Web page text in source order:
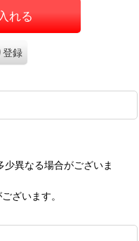
れる
登録
異なる場合がございま
ざいます。